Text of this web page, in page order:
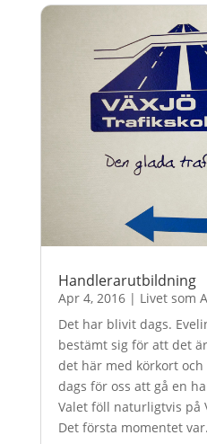
Handlerarutbildning
Apr 4, 2016| Livet som
Det har blivit dags.
bestämt sig för att det
det här med körkort
dags för oss att gå en
Valet föll naturligtvis på
Det första momentet